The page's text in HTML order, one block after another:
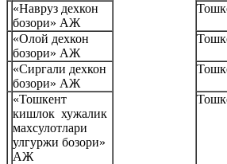
«Навруз дехкон
бозори» АЖ
«Олой дехкон
бозори» АЖ
«Сиргали дехкон
бозори» АЖ
«Тошкент
кишлок хужалик
махсулотлари
улгуржи бозори»
АЖ